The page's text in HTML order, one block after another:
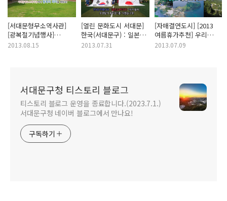
[서대문형무소역사관]
[광복절기념행사]
독립운동의 역사가
2013.08.15
[열린 문화도시 서대문]
한국(서대문구) : 일본
(스미다구) 어린이들이
2013.07.31
[자매결연도시] [2013
여름휴가추천] 우리
서대문구와의 특별하고
2013.07.09
서대문구청 티스토리 블로그
티스토리 블로그 운영을 종료합니다.(2023.7.1.)
서대문구청 네이버 블로그에서 만나요!
구독하기